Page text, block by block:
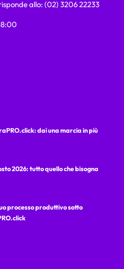
allo: (02) 3206 22233
dai una marcia in più
2026: tutto quello che bisogna
processo produttivo sotto